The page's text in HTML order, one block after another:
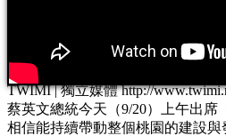
TWIMI | 獨立媒體 http://
蔡英文總統今天（9/20）上午出
相信能持續帶動整個桃園的建設與